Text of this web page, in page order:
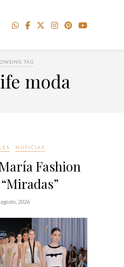
TAG
moda
NOTICIAS
Fashion
2026